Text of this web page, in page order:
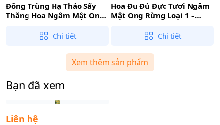
Đông Trùng Hạ Thảo Sấy
Thăng Hoa Ngâm Mật Ong
Rừng Đồng Tháp – 100%
Nguyên Chất Cao Cấp
Chi tiết
Hoa Đu Đủ Đực Tươi Ngâm
Mật Ong Rừng Loại 1 –
100% Thuần Khiết Tự
Nhiên (Đồng Tháp)
Chi tiết
Xem thêm sản phẩm
Bạn đã xem
Liên hệ